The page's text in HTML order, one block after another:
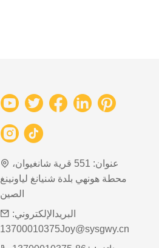
عنوان:
551 قرية شانغيوان،
محطة هونهي بلدة شنيانغ لياونينغ
الصين
البريدالإلكتروني:
13700010375Joy@sysgwy.cn